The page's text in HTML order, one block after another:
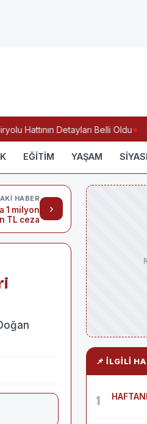
Hattının Detayları Belli Oldu
EĞİTİM YAŞAM
›
HABER
1 milyon
TL ceza
📌 İLGILI
1